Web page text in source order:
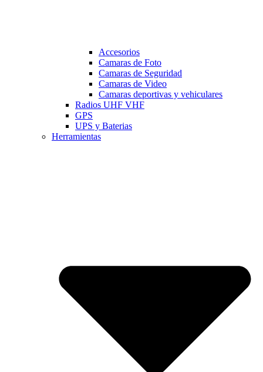
Accesorios
Camaras de Foto
Camaras de Seguridad
Camaras de Video
Camaras deportivas y vehiculares
Radios UHF VHF
GPS
UPS y Baterias
Herramientas